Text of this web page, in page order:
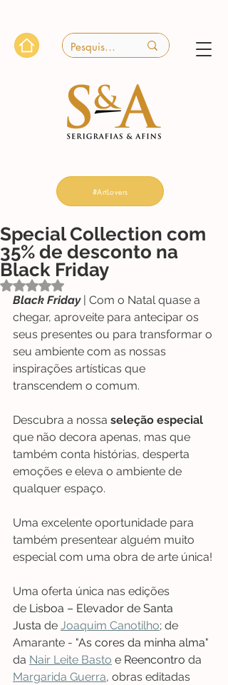
#ArtLovers
Special Collection com
35% de desconto na
Black Friday
Avaliado com NaN de 5 estrelas.
Black Friday | Com o Natal quase a
chegar, aproveite para antecipar os
seus presentes ou para transformar o
seu ambiente com as nossas
inspirações artísticas que
transcendem o comum.
Descubra a nossa seleção especial
que não decora apenas, mas que
também conta histórias, desperta
emoções e eleva o ambiente de
qualquer espaço.
Uma excelente oportunidade para
também presentear alguém muito
especial com uma obra de arte única!
Uma oferta única nas edições
de Lisboa – Elevador de Santa
Justa de Joaquim Canotilho; de
Amarante - "As cores da minha alma"
da Nair Leite Basto e Reencontro da
Margarida Guerra, obras editadas